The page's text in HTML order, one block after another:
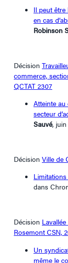
Il peut être
en cas
Robinson
Décision
commerce,
QCTAT 2307
Atteinte au
secteur
Sauvé, juin
Décision Ville de
dans
Décision
Rosemont CSN,
Un
même le